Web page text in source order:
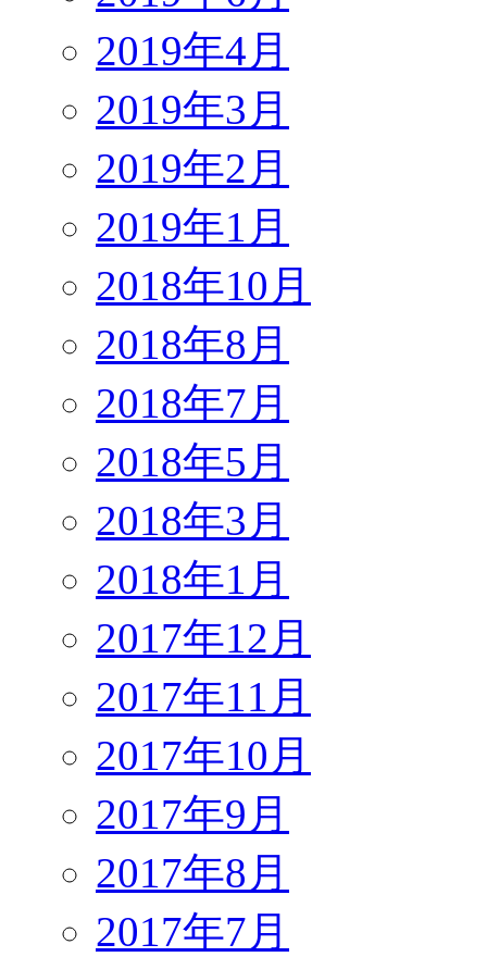
2019年4月
2019年3月
2019年2月
2019年1月
2018年10月
2018年8月
2018年7月
2018年5月
2018年3月
2018年1月
2017年12月
2017年11月
2017年10月
2017年9月
2017年8月
2017年7月